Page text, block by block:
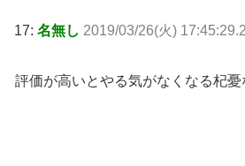
17: 名無し 2019/03/26(火)
評価が高いとやる気がなくなる杞憂